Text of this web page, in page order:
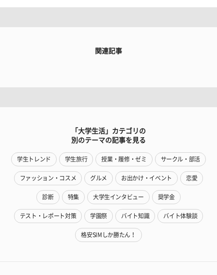
関連記事
「大学生活」カテゴリの
別のテーマの記事を見る
学生トレンド 学生旅行 授業・履修・ゼミ サークル・部活
ファッション・コスメ グルメ お出かけ・イベント 恋愛
診断 特集 大学生インタビュー 奨学金
テスト・レポート対策 学園祭 バイト知識 バイト体験談
格安SIMしか勝たん！